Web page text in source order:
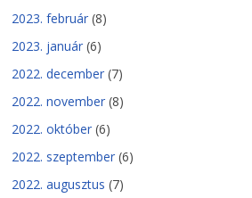
2023. február (8)
2023. január (6)
2022. december (7)
2022. november (8)
2022. október (6)
2022. szeptember (6)
2022. augusztus (7)